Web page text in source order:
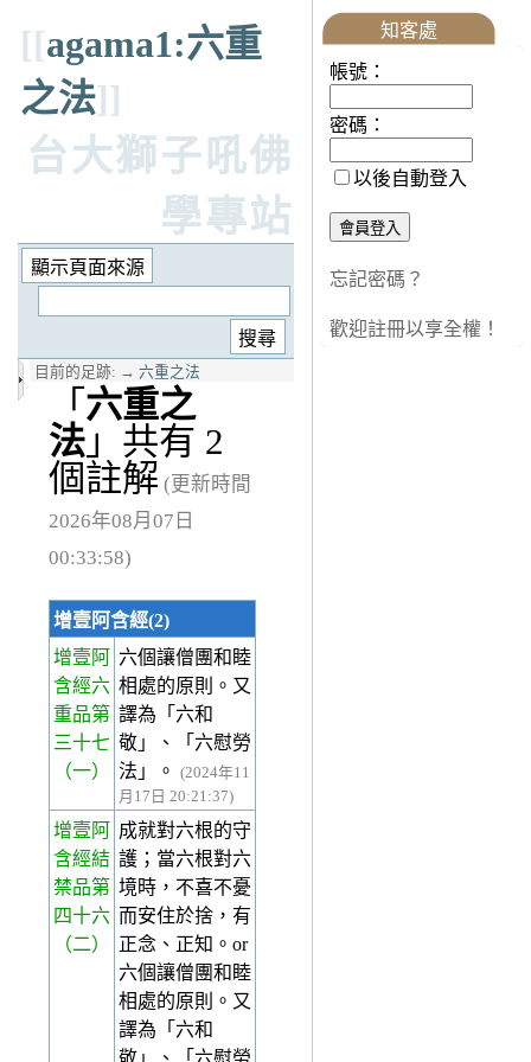
[[agama1:六重
之法]]
台大獅子吼佛
學專站
目前的足跡: → 六重之法
「 六重之
法 」共有 2
個註解 (更新時間
2026年08月07日
00:33:58)
增壹阿含經(2)
增壹阿
含經六
重品第
三十七
（一）
六個讓僧團和睦
相處的原則。又
譯為「六和
敬」、「六慰勞
法」。
(2024年11
月17日 20:21:37)
增壹阿
含經結
禁品第
四十六
（二）
成就對六根的守
護；當六根對六
境時，不喜不憂
而安住於捨，有
正念、正知。or
六個讓僧團和睦
相處的原則。又
譯為「六和
知客處
帳號：
密碼：
以後自動登入
忘記密碼？
歡迎註冊以享全權！